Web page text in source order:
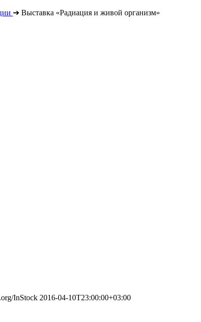
➔ Выставка «Радиация и живой организм»
InStock 2016-04-10T23:00:00+03:00